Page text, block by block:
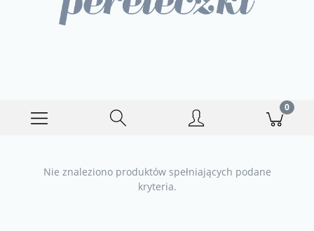
Nie znaleziono produktów spełniających podane
kryteria.